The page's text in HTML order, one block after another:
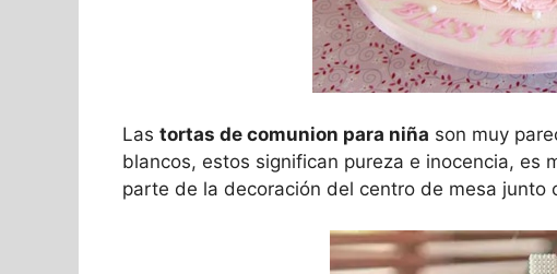
Las tortas de comunion para niña son muy
blancos, estos significan pureza e inocencia, es
parte de la decoración del centro de mesa junto